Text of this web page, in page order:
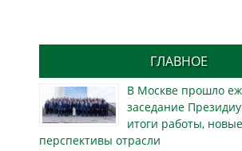
ГЛАВНОЕ
В Москве прошло
заседание
итоги работы,
перспективы отрасли